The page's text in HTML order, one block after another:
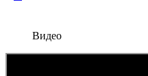
Видео